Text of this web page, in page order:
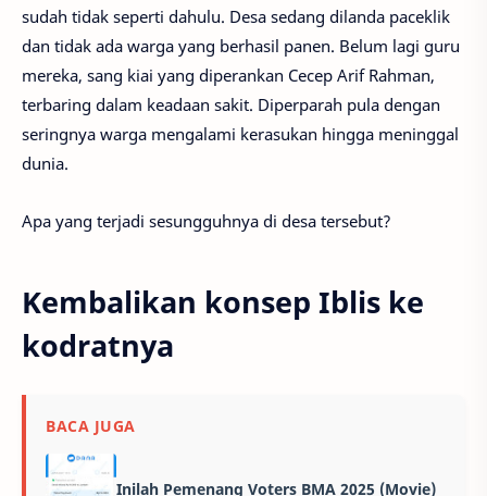
sudah tidak seperti dahulu. Desa sedang dilanda paceklik
dan tidak ada warga yang berhasil panen. Belum lagi guru
mereka, sang kiai yang diperankan Cecep Arif Rahman,
terbaring dalam keadaan sakit. Diperparah pula dengan
seringnya warga mengalami kerasukan hingga meninggal
dunia.
Apa yang terjadi sesungguhnya di desa tersebut?
Kembalikan konsep Iblis ke
kodratnya
BACA JUGA
Inilah Pemenang Voters BMA 2025 (Movie)